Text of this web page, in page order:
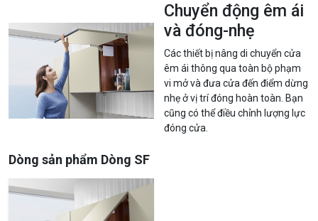
Chuyển động êm ái
và đóng-nhẹ
Các thiết bị nâng di chuyển cửa
êm ái thông qua toàn bộ phạm
vi mở và đưa cửa đến điểm dừng
nhẹ ở vị trí đóng hoàn toàn. Bạn
cũng có thể điều chỉnh lượng lực
đóng cửa.
Dòng sản phẩm Dòng SF